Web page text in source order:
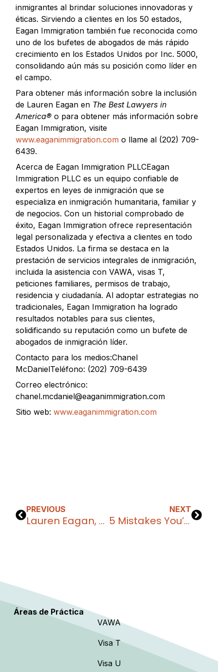
inmigrantes al brindar soluciones innovadoras y
éticas. Sirviendo a clientes en los 50 estados,
Eagan Immigration también fue reconocida como
uno de los bufetes de abogados de más rápido
crecimiento en los Estados Unidos por Inc. 5000,
consolidando aún más su posición como líder en
el campo.
Para obtener más información sobre la inclusión
de Lauren Eagan en The Best Lawyers in
America® o para obtener más información sobre
Eagan Immigration, visite
www.eaganimmigration.com o llame al (202) 709-
6439.
Acerca de Eagan Immigration PLLCEagan
Immigration PLLC es un equipo confiable de
expertos en leyes de inmigración que se
especializa en inmigración humanitaria, familiar y
de negocios. Con un historial comprobado de
éxito, Eagan Immigration ofrece representación
legal personalizada y efectiva a clientes en todo
Estados Unidos. La firma se destaca en la
prestación de servicios integrales de inmigración,
incluida la asistencia con VAWA, visas T,
peticiones familiares, permisos de trabajo,
residencia y ciudadanía. Al adoptar estrategias no
tradicionales, Eagan Immigration ha logrado
resultados notables para sus clientes,
solidificando su reputación como un bufete de
abogados de inmigración líder.
Contacto para los medios:Chanel
McDanielTeléfono: (202) 709-6439
Correo electrónico:
chanel.mcdaniel@eaganimmigration.com
Sitio web: www.eaganimmigration.com
PREVIOUS
Lauren Eagan, Founder & CEO of Eagan Immigration, Named to the 2025 Edition of The Best Lawyers in America® for Immigration Law
NEXT
5 Mistakes You’re Making When Filing the EB-2 NIW
Áreas de Práctica
VAWA
Visa T
Visa U